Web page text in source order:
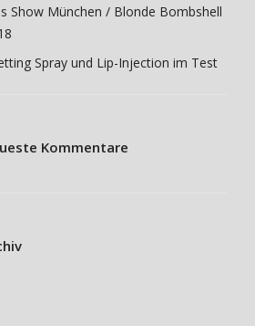
Show München / Blonde Bombshell
Spray und Lip-Injection im Test
Kommentare